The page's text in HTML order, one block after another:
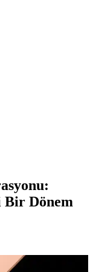
Bir Dönem